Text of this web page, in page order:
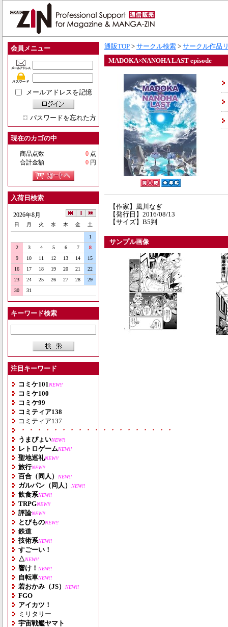
会員メニュー
メールアドレスを記憶
パスワードを忘れた方
現在のカゴの中
商品点数 0 点
合計金額
0 円
入荷日検索
2026年8月
日 月 火 水 木 金 土
1
2
3 4 5 6 7
8
9
10 11 12 13 14
15
16
17 18 19 20 21
22
23
24 25 26 27 28
29
30
31
キーワード検索
注目キーワード
コミケ101 NEW!!
コミケ100
コミケ99
コミティア138
コミティア137
・・・・・・・・・・・・・・・・・・・
うまぴょいNEW!!
レトロゲームNEW!!
聖地巡礼NEW!!
旅行NEW!!
百合（同人） NEW!!
ガルパン（同人） NEW!!
飲食系NEW!!
TRPGNEW!!
評論NEW!!
とびものNEW!!
鉄道
技術系NEW!!
すごーい！
△NEW!!
響け！ NEW!!
自転車NEW!!
若おかみ（JS） NEW!!
FGO
アイカツ！
ミリタリー
宇宙戦艦ヤマト
通販TOP > サークル検索 > サークル作品
MADOKA×NANOHA LAST episode
【作家】風川なぎ
【発行日】2016/08/13
【サイズ】B5判
サンプル画像